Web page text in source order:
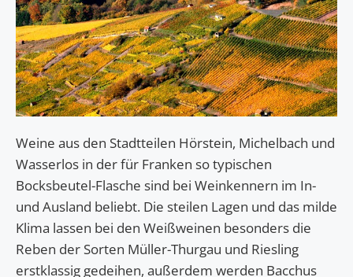
Weine aus den Stadtteilen Hörstein, Michelbach und
Wasserlos in der für Franken so typischen
Bocksbeutel-Flasche sind bei Weinkennern im In-
und Ausland beliebt. Die steilen Lagen und das milde
Klima lassen bei den Weißweinen besonders die
Reben der Sorten Müller-Thurgau und Riesling
erstklassig gedeihen, außerdem werden Bacchus